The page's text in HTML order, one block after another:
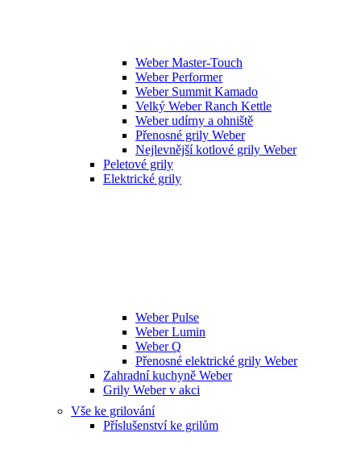
Weber Master-Touch
Weber Performer
Weber Summit Kamado
Velký Weber Ranch Kettle
Weber udírny a ohniště
Přenosné grily Weber
Nejlevnější kotlové grily Weber
Peletové grily
Elektrické grily
Weber Pulse
Weber Lumin
Weber Q
Přenosné elektrické grily Weber
Zahradní kuchyně Weber
Grily Weber v akci
Vše ke grilování
Příslušenství ke grilům